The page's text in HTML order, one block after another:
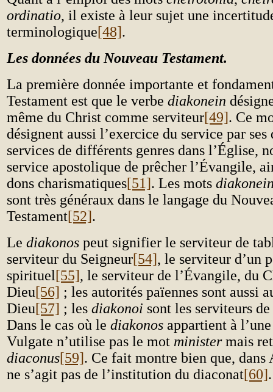
ordinatio, il existe à leur sujet une
terminologique[48].
Les données du Nouveau Testament.
La première donnée importante et
Testament est que le verbe diakonein
même du Christ comme serviteur[49]. Ce
désignent aussi l’exercice du service par ses
services de différents genres dans l’Église,
service apostolique de prêcher l’Évangile,
dons charismatiques[51]. Les mots
sont très généraux dans le langage du
Testament[52].
Le diakonos peut signifier le serviteur de
serviteur du Seigneur[54], le serviteur d’un
spirituel[55], le serviteur de l’Évangile, du
Dieu[56] ; les autorités païennes sont aussi
Dieu[57] ; les diakonoi sont les serviteurs
Dans le cas où le diakonos appartient à
Vulgate n’utilise pas le mot ministermais
diaconus[59]. Ce fait montre bien que, dans
ne s’agit pas de l’institution du diaconat[60].